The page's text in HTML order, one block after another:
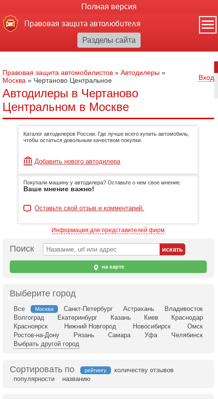
Полная версия
Правовая защита автолюбителя
Правовая защита автомобилистов » Автодилеры »
Москва » Чертаново Центральное Вход
Автодилеры в Чертаново
Центральном в Москве
Каталог автодилеров России. Где лучше всего купить автомобиль,
чтобы остаться довольным качеством покупки.
Добавить нового автодилера
Покупали машину у автодилера? Оставьте о нем свое мнение.
Ваше мнение важно!
Оставьте свой отзыв и комментарий.
Информация для представителей фирм
Поиск
на карте
Выберите город
Все Москва Санкт-Петербург Астрахань
Владивосток
Волгоград
Екатеринбург Казань Киев
Краснодар
Красноярск
Нижний Новгород Новосибирск
Омск
Ростов-на-Дону
Рязань Самара Уфа
Челябинск
Выбрать другой город
Сортировать по рейтингу
количеству отзывов
популярности
названию